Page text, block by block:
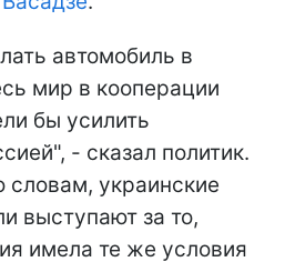
автомобиль в
мир в кооперации
бы усилить
- сказал политик.
словам, украинские
выступают за то,
имела те же условия